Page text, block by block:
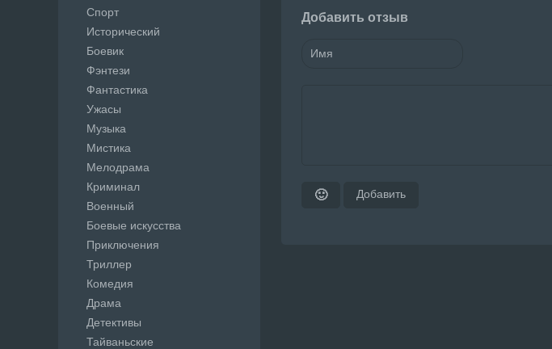
Добавить отзыв
🙂 Добавить
Спорт
Исторический
Боевик
Фэнтези
Фантастика
Ужасы
Музыка
Мистика
Мелодрама
Криминал
Военный
Боевые искусства
Приключения
Триллер
Комедия
Драма
Детективы
Тайваньские